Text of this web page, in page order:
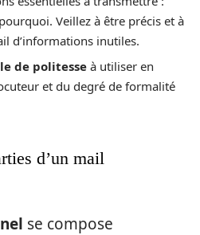
Veillez à être précis et à
d’informations inutiles.
de politesse à utiliser en
et du degré de formalité
d’un mail
se compose